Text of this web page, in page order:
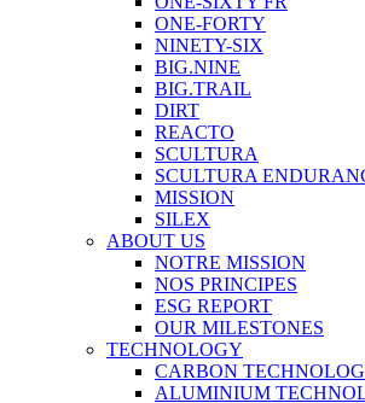
ONE-FORTY
NINETY-SIX
BIG.NINE
BIG.TRAIL
DIRT
REACTO
SCULTURA
SCULTURA
MISSION
SILEX
ABOUT US
NOTRE MISSION
NOS PRINCIPES
ESG REPORT
OUR MILESTONES
TECHNOLOGY
CARBON
ALUMINIUM